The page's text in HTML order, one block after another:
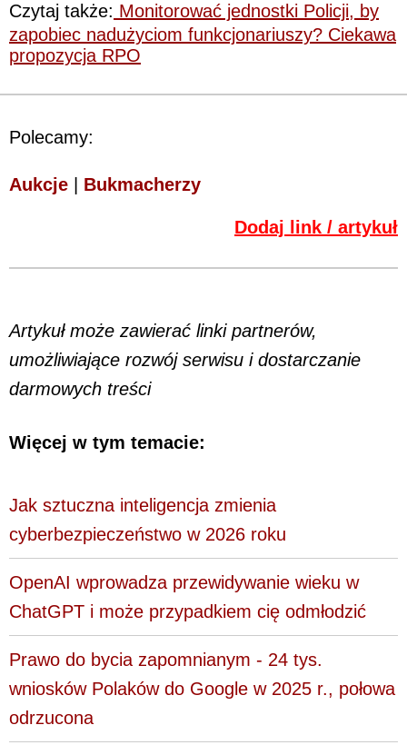
Czytaj także: Monitorować jednostki Policji, by
zapobiec nadużyciom funkcjonariuszy? Ciekawa
propozycja RPO
Polecamy:
Aukcje Bukmacherzy
Dodaj link / artykuł
Artykuł może zawierać linki partnerów,
umożliwiające rozwój serwisu i dostarczanie
darmowych treści
Więcej w tym temacie:
Jak sztuczna inteligencja zmienia
cyberbezpieczeństwo w 2026 roku
OpenAI wprowadza przewidywanie wieku w
ChatGPT i może przypadkiem cię odmłodzić
Prawo do bycia zapomnianym - 24 tys.
wniosków Polaków do Google w 2025 r., połowa
odrzucona